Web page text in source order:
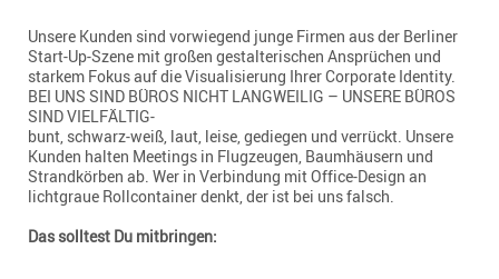
Unsere Kunden sind vorwiegend junge Firmen aus der Berliner
Start-Up-Szene mit großen gestalterischen Ansprüchen und
starkem Fokus auf die Visualisierung Ihrer Corporate Identity.
BEI UNS SIND BÜROS NICHT LANGWEILIG – UNSERE BÜROS
SIND VIELFÄLTIG-
bunt, schwarz-weiß, laut, leise, gediegen und verrückt. Unsere
Kunden halten Meetings in Flugzeugen, Baumhäusern und
Strandkörben ab. Wer in Verbindung mit Office-Design an
lichtgraue Rollcontainer denkt, der ist bei uns falsch.
Das solltest Du mitbringen: